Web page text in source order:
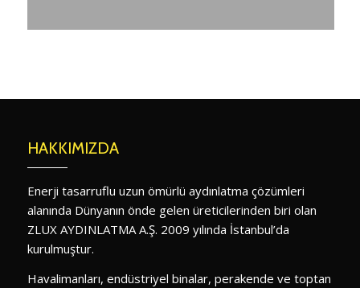
HAKKIMIZDA
Enerji tasarruflu uzun ömürlü aydınlatma çözümleri
alanında Dünyanın önde gelen üreticilerinden biri olan
ZLUX AYDINLATMA A.Ş. 2009 yılında İstanbul’da
kurulmuştur.
Havalimanları, endüstriyel binalar, perakende ve toptan